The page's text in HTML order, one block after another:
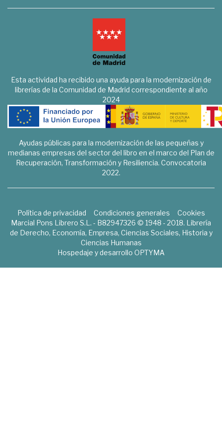
Esta actividad ha recibido una ayuda para la modernización de
librerías de la Comunidad de Madrid correspondiente al año
2024
Ayudas públicas para la modernización de las pequeñas y
medianas empresas del sector del libro en el marco del Plan de
Recuperación, Transformación y Resiliencia. Convocatoria
2022.
Política de privacidad Condiciones generales
Cookies
Marcial Pons Librero S.L. - B82947326 © 1948 - 2018. Librería
de Derecho, Economía, Empresa, Ciencias Sociales, Historia y
Ciencias Humanas
Hospedaje y desarrollo OPTYMA